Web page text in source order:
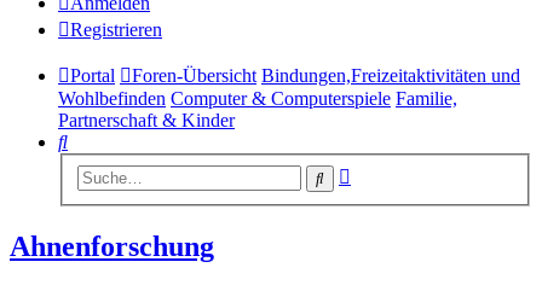
Registrieren
Portal Foren-Übersicht Bindungen,Freizeitaktivitäten und
Wohlbefinden Computer & Computerspiele Familie,
Partnerschaft & Kinder
Suche
Suche
Ahnenforschung